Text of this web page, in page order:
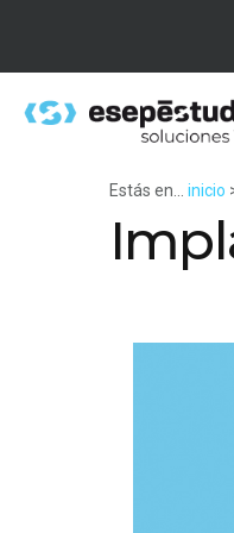
Estás en... inicio